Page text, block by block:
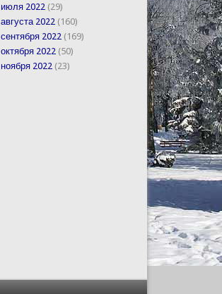
июля 2022 (29)
августа 2022 (160)
сентября 2022 (169)
октября 2022 (50)
ноября 2022 (23)